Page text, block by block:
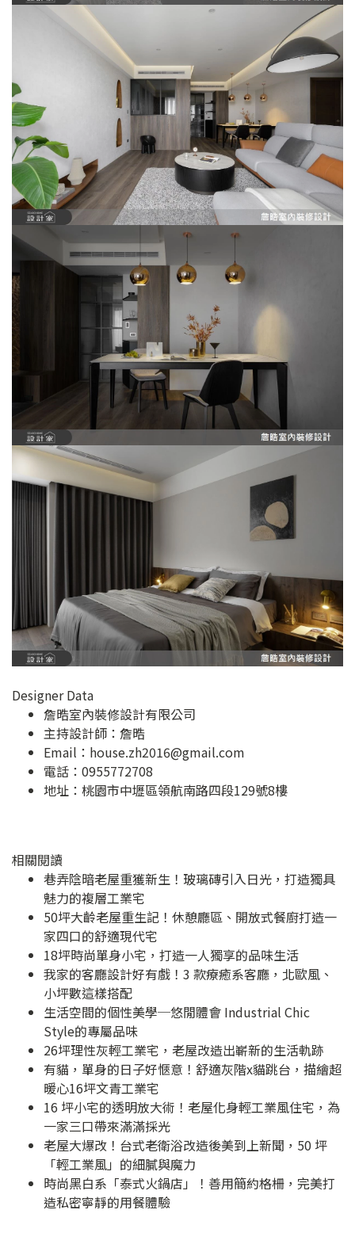
Designer Data
詹晧室內裝修設計有限公司
主持設計師：詹晧
Email： house.zh2016@gmail.com
電話：0955772708
地址： 桃園市中壢區領航南路四段129號8樓
相關閱讀
巷弄陰暗老屋重獲新生！玻璃磚引入日光，打造獨具
魅力的複層工業宅
50坪大齡老屋重生記！休憩廳區、開放式餐廚打造一
家四口的舒適現代宅
18坪時尚單身小宅，打造一人獨享的品味生活
我家的客廳設計好有戲！3 款療癒系客廳，北歐風、
小坪數這樣搭配
生活空間的個性美學─悠閒體會 Industrial Chic
Style的專屬品味
26坪理性灰輕工業宅，老屋改造出嶄新的生活軌跡
有貓，單身的日子好愜意！舒適灰階x貓跳台，描繪超
暖心16坪文青工業宅
16 坪小宅的透明放大術！老屋化身輕工業風住宅，為
一家三口帶來滿滿採光
老屋大爆改！台式老衛浴改造後美到上新聞，50 坪
「輕工業風」的細膩與魔力
時尚黑白系「泰式火鍋店」！善用簡約格柵，完美打
造私密寧靜的用餐體驗